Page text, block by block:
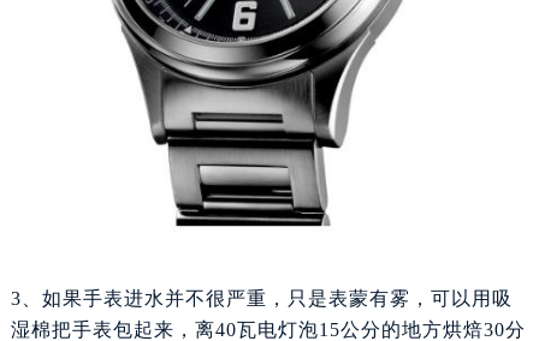
南宁市青秀区金湖路59号地王大厦12楼1224室（需提前预约）
青岛市南区山东路6号华润大厦B座22层04室（需提前预约）
昆明市盘龙区北京路928号同德昆明广场写字楼10层06室（需提前预约）
石家庄市长安区中山东路39号勒泰中心写字楼B座13层07室（需提前预约）
3、如果手表进水并不很严重，只是表蒙有雾，可以用吸
湿棉把手表包起来，离40瓦电灯泡15公分的地方烘焙30分